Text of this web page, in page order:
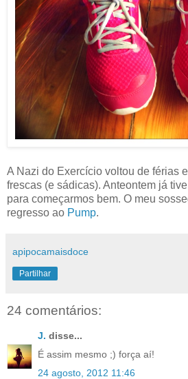
A Nazi do Exercício voltou de férias
frescas (e sádicas). Anteontem já
para começarmos bem. O meu
regresso ao Pump.
apipocamaisdoce
Partilhar
24 comentários:
J. disse...
É assim mesmo ;) força aí!
24 agosto, 2012 11:46